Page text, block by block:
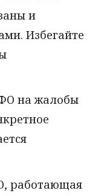
и
Избегайте
на жалобы
работающая